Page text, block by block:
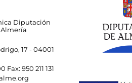
Diputación
17 - 04001
Fax: 950 211 131